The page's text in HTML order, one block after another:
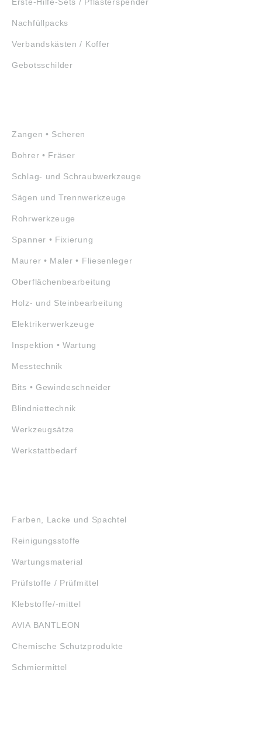
Nachfüllpacks
Verbandskästen / Koffer
Gebotsschilder
Zangen • Scheren
Bohrer • Fräser
Schlag- und Schraubwerkzeuge
Sägen und Trennwerkzeuge
Rohrwerkzeuge
Spanner • Fixierung
Maurer • Maler • Fliesenleger
Oberflächenbearbeitung
Holz- und Steinbearbeitung
Elektrikerwerkzeuge
Inspektion • Wartung
Messtechnik
Bits • Gewindeschneider
Blindniettechnik
Werkzeugsätze
Werkstattbedarf
Farben, Lacke und Spachtel
Reinigungsstoffe
Wartungsmaterial
Prüfstoffe / Prüfmittel
Klebstoffe/-mittel
AVIA BANTLEON
Chemische Schutzprodukte
Schmiermittel